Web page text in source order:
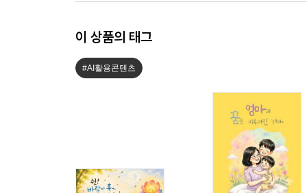
이 상품의 태그
#AI활용콘텐츠